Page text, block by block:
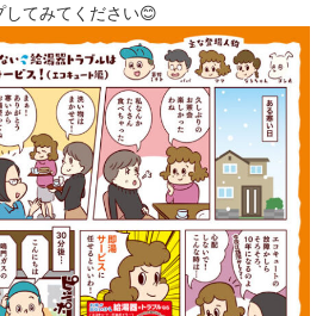
してみてください😊